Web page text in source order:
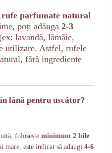
parfumate natural
poți adăuga 2-3
lavandă, lămâie,
utilizare. Astfel, rufele
fără ingrediente
lână pentru uscător?
folosește minimum 2 bile
mare, este indicat să adaugi 4-6